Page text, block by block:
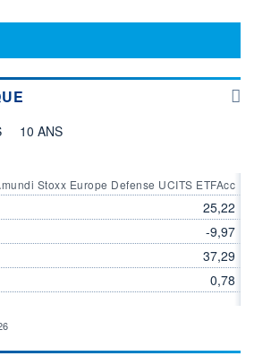
07.08.26 / 17:35:07
+ PORTEFEUILLE + LISTE
10 ANS
Stoxx Europe Defense UCITS ETFAcc
25,22
-9,97
37,29
0,78